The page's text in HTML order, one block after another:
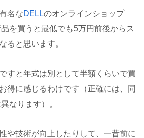
名なDELLのオンラインショップ
を買うと最低でも5万円前後からス
ると思います。
すと年式は別として半額くらいで買
得に感じるわけです（正確には、同
なります）。
や技術が向上したりして、一昔前に